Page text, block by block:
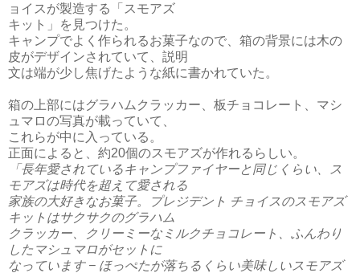
ョイスが製造する「スモアズ
キット」を見つけた。
キャンプでよく作られるお菓子なので、箱の背景には木の
皮がデザインされていて、説明
文は端が少し焦げたような紙に書かれていた。
箱の上部にはグラハムクラッカー、板チョコ レート、マシ
ュマロの写真が載っていて、
これらが中に入っている。
正面によると、約20個のスモアズが作れるらしい。
「長年愛されているキャンプファイヤーと同じくらい、ス
モアズは時代を超えて愛される
家族の大好きなお菓子。プレジデント チョイスのスモアズ
キットはサクサクのグラハム
クラッカー、クリーミーなミルクチョコレート、ふんわり
したマシュマロがセットに
なっています − ほっぺたが落ちるくらい美味しいスモアズ